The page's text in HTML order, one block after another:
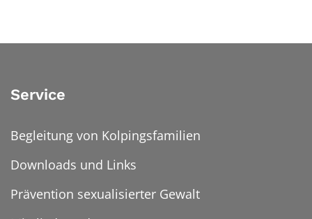
Service
Begleitung von Kolpingsfamilien
Downloads und Links
Prävention sexualisierter Gewalt